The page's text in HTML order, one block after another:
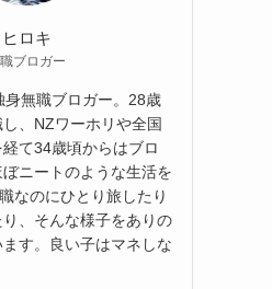
ヒロキ
ブロガー
無職ブロガー。28歳
、NZワーホリや全国
て34歳頃からはブロ
ニートのような生活を
なのにひとり旅したり
、そんな様子をありの
す。良い子はマネしな